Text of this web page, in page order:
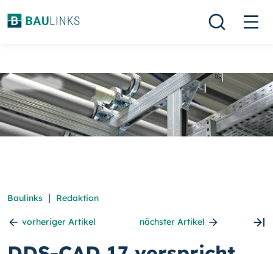
Baulinks | Redaktion
vorheriger Artikel nächster Artikel